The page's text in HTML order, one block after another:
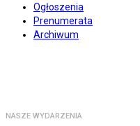
Ogłoszenia
Prenumerata
Archiwum
NASZE WYDARZENIA